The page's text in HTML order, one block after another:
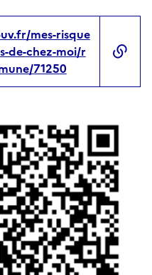
mes-risque
de-chez-moi/r
71250